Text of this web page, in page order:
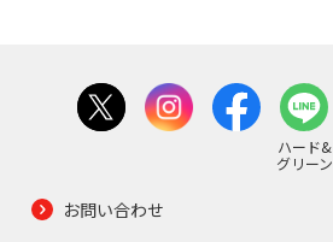
ハード&
グリーン
お問い合わせ